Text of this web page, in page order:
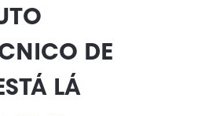
DE
LÁ